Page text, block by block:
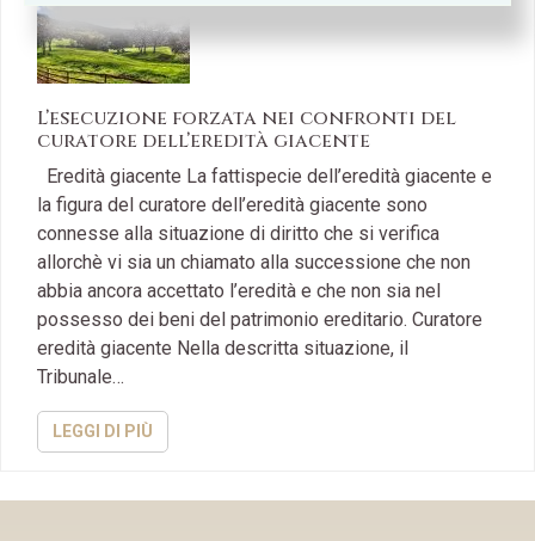
L’esecuzione forzata nei confronti del
curatore dell’eredità giacente
Eredità giacente La fattispecie dell’eredità giacente e
la figura del curatore dell’eredità giacente sono
connesse alla situazione di diritto che si verifica
allorchè vi sia un chiamato alla successione che non
abbia ancora accettato l’eredità e che non sia nel
possesso dei beni del patrimonio ereditario. Curatore
eredità giacente Nella descritta situazione, il
Tribunale…
LEGGI DI PIÙ